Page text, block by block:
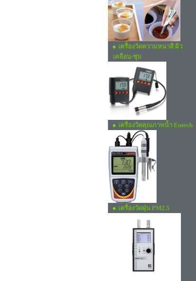
เครื่่องวัดความหนาสี ผิว
เคลือบ-ชุบ
เครื่องวัดคุณภาพน้ำ Eutech
เครื่องวัดฝุ่น PM2.5